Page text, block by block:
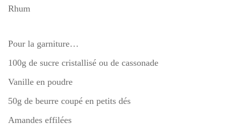
Rhum
Pour la garniture…
100g de sucre cristallisé ou de cassonade
Vanille en poudre
50g de beurre coupé en petits dés
Amandes effilées